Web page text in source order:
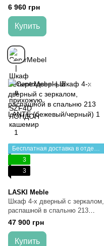
кашемир
6 960 грн
Купить
Бесплатная доставка в отделение НП
3
3
LASKI Meble
Шкаф 4-х дверный с зеркалом,
распашной в спальню 213
LANTE (бежевый/черный)
47 900 грн
Купить